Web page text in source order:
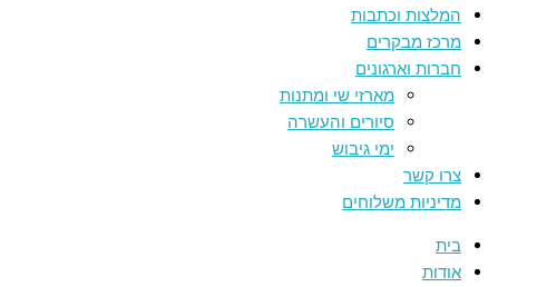
המלצות וכתבות
מרכז מבקרים
חברות וארגונים
מארזי שי ומתנות
סיורים והעשרה
ימי גיבוש
צרו קשר
מדיניות משלוחים
בית
אודות